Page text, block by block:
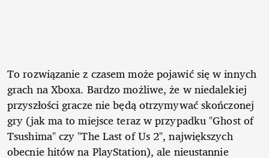
To rozwiązanie z czasem może pojawić się w innych
grach na Xboxa. Bardzo możliwe, że w niedalekiej
przyszłości gracze nie będą otrzymywać skończonej
gry (jak ma to miejsce teraz w przypadku "Ghost of
Tsushima" czy "The Last of Us 2", największych
obecnie hitów na PlayStation), ale nieustannie